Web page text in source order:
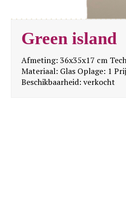
Green island
Afmeting: 36x35x17 cm
Materiaal: Glas Oplage: 1
Beschikbaarheid: verkocht